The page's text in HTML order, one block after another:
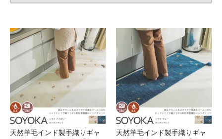
天然羊毛インド製手織りギャ
天然羊毛インド製手織りギャ